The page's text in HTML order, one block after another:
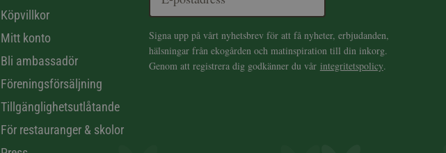
Köpvillkor
Mitt konto
Bli ambassadör
Föreningsförsäljning
Tillgänglighetsutlåtande
För restauranger & skolor
Signa upp på vårt nyhetsbrev för att få nyheter, erbjudanden,
hälsningar från ekogården och matinspiration till din inkorg.
Genom att registrera dig godkänner du vår integritetspolicy.